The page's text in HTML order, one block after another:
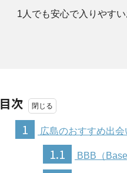
1人でも安心で入りやす
目次
1
広島のおすすめ出会
1.1 BBB（